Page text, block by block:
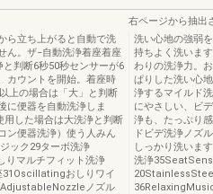
ら立ち上がると自動で洗
ん。ザ−自動洗浄着座着座
判断6秒50秒センサーが6
カウントを開始。着座時
上の場合は「大」と判断
に便器を自動洗浄しま
した場合は大洗浄と判断
ン便器洗浄）使う人みん
ック29ターボ洗浄
りマルチフィット洗浄
おしりワイ
ノズル
右ページから抽出
洗い心地の強弱
持ちよく洗いま
わりの洗浄力。
ぱりした洗い心
浄するマイルド
にやさしい、ビ
浄も、たっぷり
ドビデ洗浄ノズ
しっかり洗いま
洗浄